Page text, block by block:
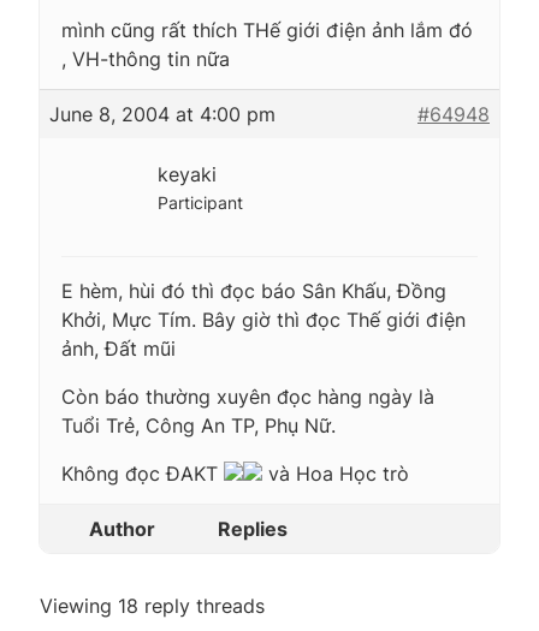
mình cũng rất thích THế giới điện ảnh lắm đó
, VH-thông tin nữa
June 8, 2004 at 4:00 pm #64948
keyaki
Participant
E hèm, hùi đó thì đọc báo Sân Khấu, Đồng
Khởi, Mực Tím. Bây giờ thì đọc Thế giới điện
ảnh, Đất mũi
Còn báo thường xuyên đọc hàng ngày là
Tuổi Trẻ, Công An TP, Phụ Nữ.
Không đọc ĐAKT
và Hoa Học trò
Author Replies
Viewing 18 reply threads